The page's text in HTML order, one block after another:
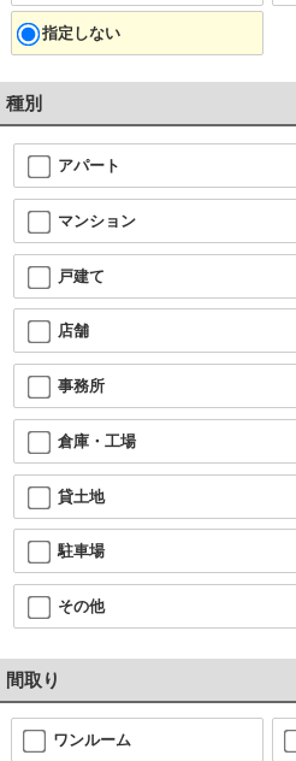
指定しない
種別
アパート
マンション
戸建て
店舗
事務所
倉庫・工場
貸土地
駐車場
その他
間取り
ワンルーム